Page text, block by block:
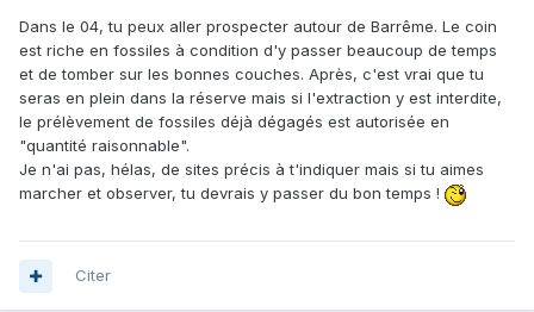
Dans le 04, tu peux aller prospecter autour de Barrême. Le coin
est riche en fossiles à condition d'y passer beaucoup de temps
et de tomber sur les bonnes couches. Après, c'est vrai que tu
seras en plein dans la réserve mais si l'extraction y est interdite,
le prélèvement de fossiles déjà dégagés est autorisée en
"quantité raisonnable".
Je n'ai pas, hélas, de sites précis à t'indiquer mais si tu aimes
marcher et observer, tu devrais y passer du bon temps !
Citer